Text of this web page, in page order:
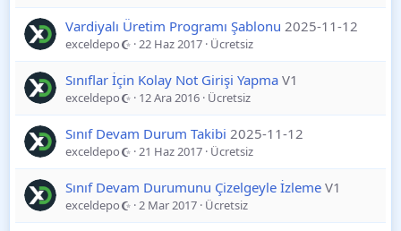
Vardiyalı Üretim Programı Şablonu 2025-11-12
exceldepo 22 Haz 2017 Ücretsiz
Sınıflar İçin Kolay Not Girişi Yapma V1
exceldepo 12 Ara 2016 Ücretsiz
Sınıf Devam Durum Takibi 2025-11-12
exceldepo 21 Haz 2017 Ücretsiz
Sınıf Devam Durumunu Çizelgeyle İzleme V1
exceldepo 2 Mar 2017 Ücretsiz